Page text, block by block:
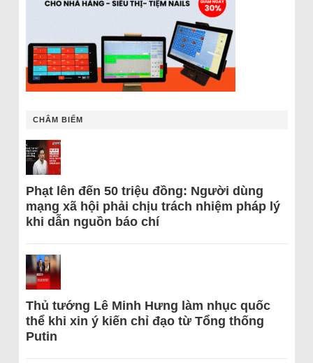
CHÂM BIẾM
Phạt lên đến 50 triệu đồng: Người dùng
mạng xã hội phải chịu trách nhiệm pháp lý
khi dẫn nguồn báo chí
Thủ tướng Lê Minh Hưng làm nhục quốc
thể khi xin ý kiến chỉ đạo từ Tổng thống
Putin